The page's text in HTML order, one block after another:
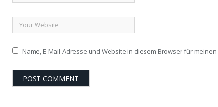
Name, E-Mail-Adresse und Website in diesem Browser für